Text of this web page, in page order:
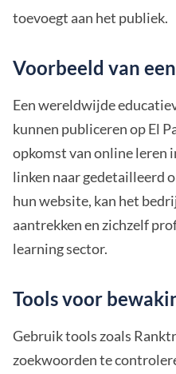
toevoegt aan het publiek.
Voorbeeld van
Een wereldwijde
kunnen publiceren op El
opkomst van online leren
linken naar gedetailleerd
hun website, kan het
aantrekken en zichzelf
learning sector.
Tools voor
Gebruik tools zoals
zoekwoorden te